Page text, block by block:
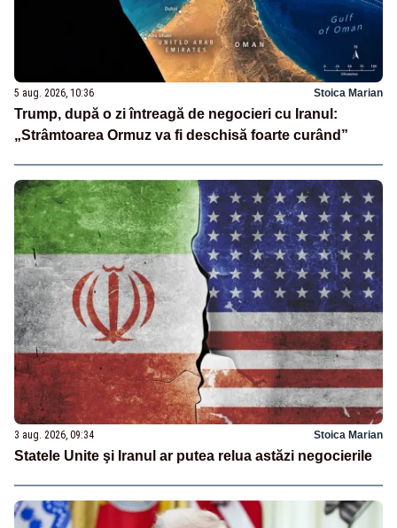
5 aug. 2026, 10:36 Stoica Marian
Trump, după o zi întreagă de negocieri cu Iranul:
„Strâmtoarea Ormuz va fi deschisă foarte curând”
3 aug. 2026, 09:34 Stoica Marian
Statele Unite şi Iranul ar putea relua astăzi negocierile